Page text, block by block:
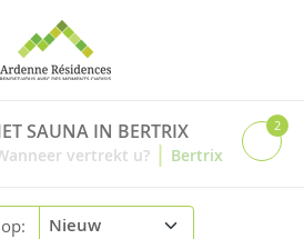
SAUNA IN BERTRIX
vertrekt u? | Bertrix
2